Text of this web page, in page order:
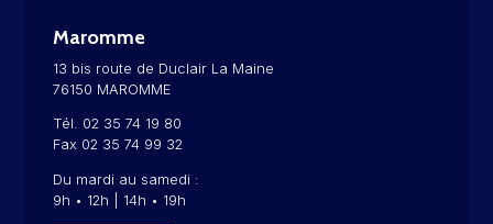
Maromme
13 bis route de Duclair La Maine
76150 MAROMME
Tél. 02 35 74 19 80
Fax 02 35 74 99 32
Du mardi au samedi :
9h • 12h | 14h • 19h